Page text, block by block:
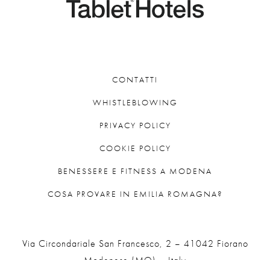
CONTATTI
WHISTLEBLOWING
PRIVACY POLICY
COOKIE POLICY
BENESSERE E FITNESS A MODENA
COSA PROVARE IN EMILIA ROMAGNA?
Via Circondariale San Francesco, 2 – 41042 Fiorano